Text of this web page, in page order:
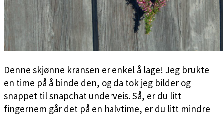
Denne skjønne kransen er enkel å lage! Jeg brukte
en time på å binde den, og da tok jeg bilder og
snappet til snapchat underveis. Så, er du litt
fingernem går det på en halvtime, er du litt mindre